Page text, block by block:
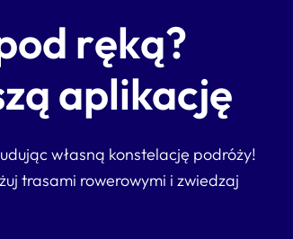
ręką?
aplikację
własną konstelację podróży!
trasami rowerowymi i zwiedzaj